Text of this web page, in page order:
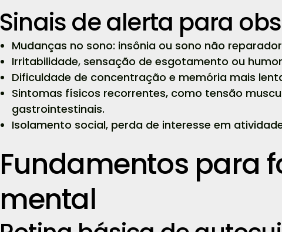
Sinais de alerta para
Mudanças no sono: insônia ou sono não
Irritabilidade, sensação de esgotamento ou
Dificuldade de concentração e memória mais
Sintomas físicos recorrentes, como tensão
gastrointestinais.
Isolamento social, perda de interesse em
Fundamentos para
mental